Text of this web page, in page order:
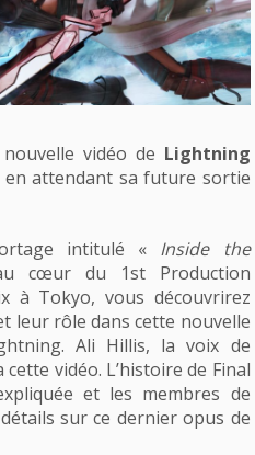
vidéo de Lightning
en attendant sa future sortie
intitulé « Inside the
cœur du 1st Production
à Tokyo, vous découvrirez
leur rôle dans cette nouvelle
Ali Hillis, la voix de
vidéo. L’histoire de Final
et les membres de
sur ce dernier opus de